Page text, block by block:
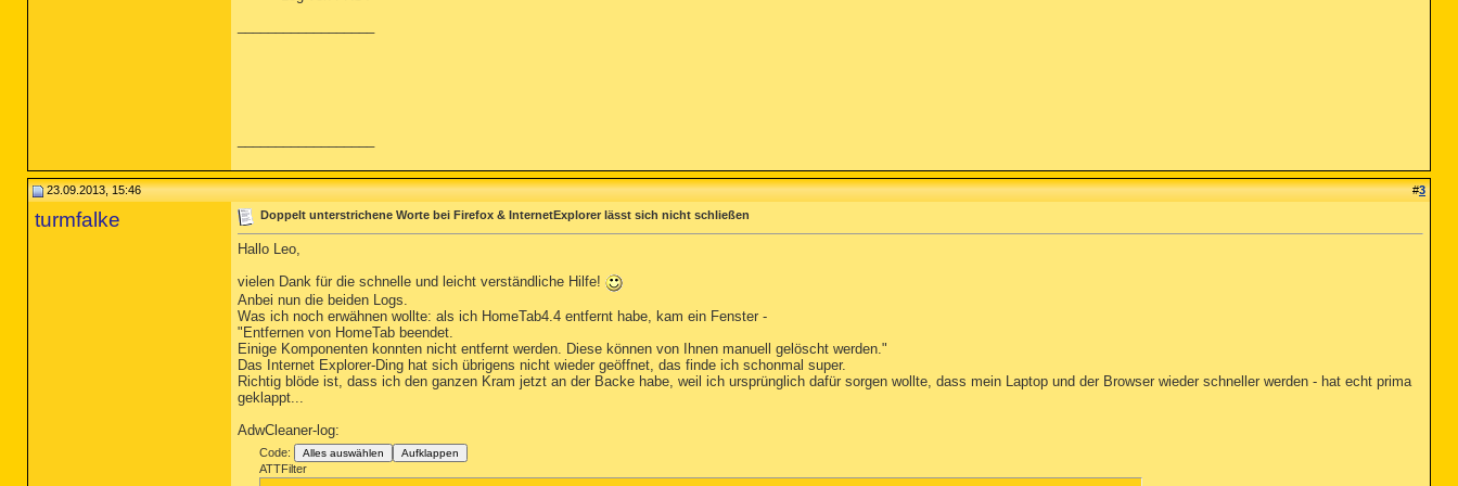
23.09.2013, 15:46 #3
turmfalke Doppelt unterstrichene Worte bei Firefox & InternetExplorer lässt sich nicht schließen
Hallo Leo,
vielen Dank für die schnelle und leicht verständliche Hilfe!
Anbei nun die beiden Logs.
Was ich noch erwähnen wollte: als ich HomeTab4.4 entfernt habe, kam ein Fenster -
"Entfernen von HomeTab beendet.
Einige Komponenten konnten nicht entfernt werden. Diese können von Ihnen manuell gelöscht werden."
Das Internet Explorer-Ding hat sich übrigens nicht wieder geöffnet, das finde ich schonmal super.
Richtig blöde ist, dass ich den ganzen Kram jetzt an der Backe habe, weil ich ursprünglich dafür sorgen wollte, dass mein Laptop und der Browser wieder schneller werden - hat echt prima
geklappt...
AdwCleaner-log:
Code: Alles auswählen Aufklappen
ATTFilter